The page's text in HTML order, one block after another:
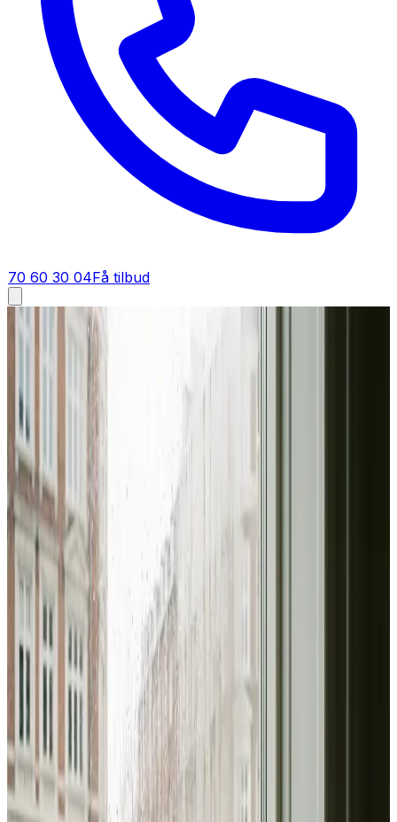
70 60 30 04Få tilbud
Ventilation tilbud i
Få tilbud på ventilation i
Skal du have et tilbud på ventilation i Hornsyld? Vi giver
dig en fast pris på dit ventilationsanlæg — gratis,
uforpligtende og med svar inden 24 timer.